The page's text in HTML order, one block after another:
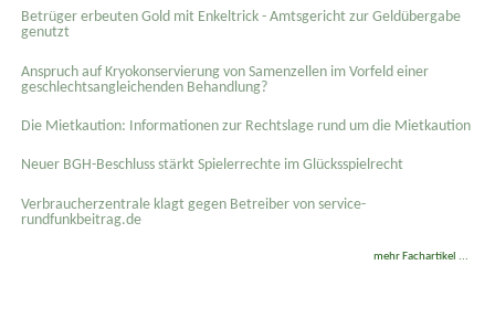
Betrüger erbeuten Gold mit Enkeltrick - Amtsgericht zur Geldübergabe
genutzt
Anspruch auf Kryokonservierung von Samenzellen im Vorfeld einer
geschlechtsangleichenden Behandlung?
Die Mietkaution: Informationen zur Rechtslage rund um die Mietkaution
Neuer BGH-Beschluss stärkt Spielerrechte im Glücksspielrecht
Verbraucherzentrale klagt gegen Betreiber von service-
rundfunkbeitrag.de
mehr Fachartikel ...